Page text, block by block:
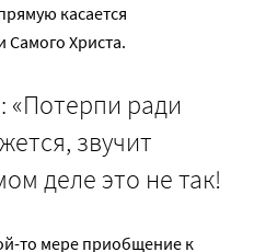
касается
Христа.
«Потерпи ради
звучит
деле это не так!
то мере приобщение к